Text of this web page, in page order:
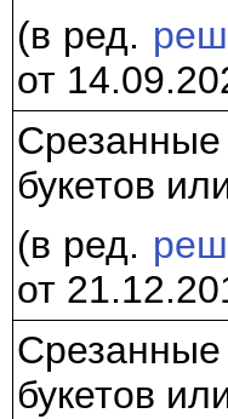
(в ред.
от
букетов
(в ред.
от
букетов